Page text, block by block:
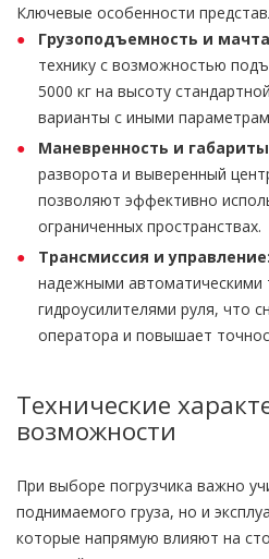
Ключевые особенности
Грузоподъемность и
технику с возможностью
5000 кг на высоту
варианты с иными
Маневренность и
разворота и выверенный
позволяют эффективно
ограниченных пространствах.
Трансмиссия и управление:
надежными автоматическими
гидроусилителями руля, что
оператора и повышает
Технические
возможности
При выборе погрузчика важно
поднимаемого груза, но и
которые напрямую влияют на